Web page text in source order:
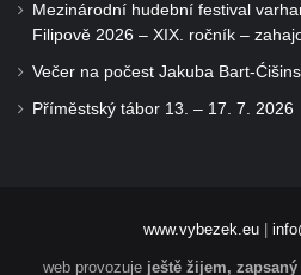
Mezinárodní hudební festival
Filipově 2026 – XIX. ročník –
Večer na počest Jakuba Bart-
Příměstský tábor 13. – 17. 7. 2026
www.vybezek.eu|
web provozuje ještě žijem,